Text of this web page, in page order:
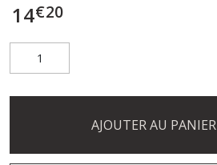
14€20
AJOUTER AU PANIER